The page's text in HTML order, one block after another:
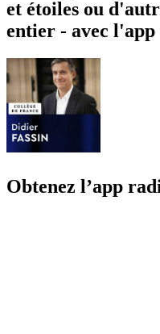
et étoiles ou
entier - avec
Obtenez l’app